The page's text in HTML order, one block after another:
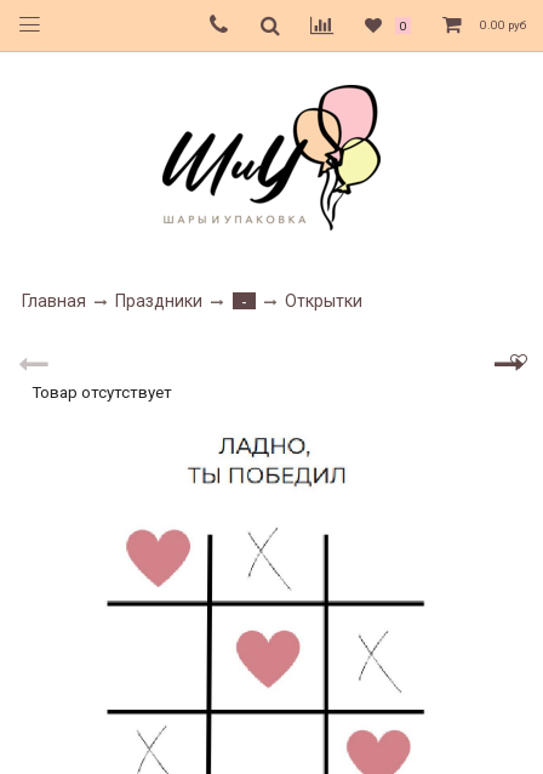
0 0.00 руб
Главная Праздники - Открытки
Товар отсутствует